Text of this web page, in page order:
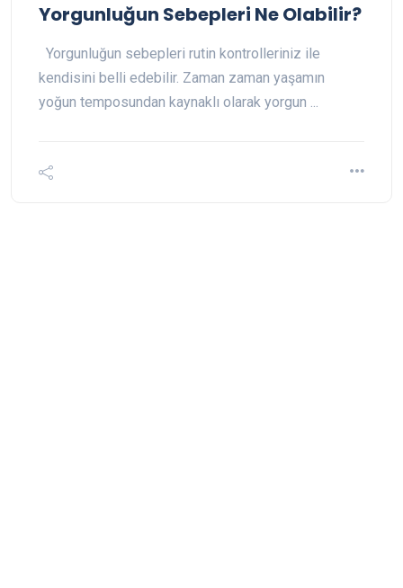
Yorgunluğun Sebepleri Ne Olabilir?
Yorgunluğun sebepleri rutin kontrolleriniz ile
kendisini belli edebilir. Zaman zaman yaşamın
yoğun temposundan kaynaklı olarak yorgun ...